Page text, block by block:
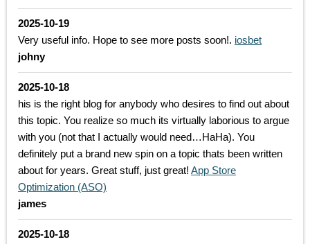
2025-10-19
Very useful info. Hope to see more posts soon!. iosbet
johny
2025-10-18
his is the right blog for anybody who desires to find out about
this topic. You realize so much its virtually laborious to argue
with you (not that I actually would need…HaHa). You
definitely put a brand new spin on a topic thats been written
about for years. Great stuff, just great! App Store
Optimization (ASO)
james
2025-10-18